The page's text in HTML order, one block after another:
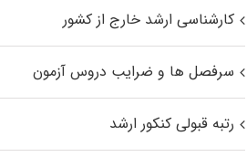
کارشناسی ارشد خارج از کشور
سرفصل ها و ضرایب دروس آزمون
رتبه قبولی کنکور ارشد